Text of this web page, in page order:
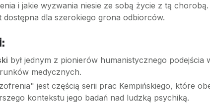
i jakie wyzwania niesie ze sobą życie z tą
dostępna dla szerokiego grona odbiorców.
był jednym z pionierów humanistycznego
medycznych.
jest częścią serii prac Kempińskiego, które
kontekstu jego badań nad ludzką psychiką.